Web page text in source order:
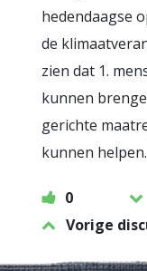
hedendaagse
de
zien dat 1.
kunnen
gerichte
kunnen helpen.
0
Vorige